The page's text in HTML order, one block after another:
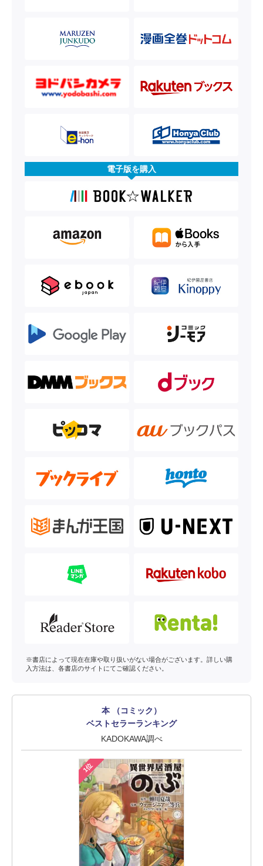
電子版を購入
※書店によって現在在庫や取り扱いがない場合がございます。詳しい購
入方法は、各書店のサイトにてご確認ください。
本 （コミック）
ベストセラーランキング
KADOKAWA調べ
1位